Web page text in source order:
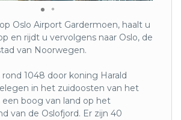
Noorwegen momenteel op nummer 6.
voor het bereiken van de
hebben te maken met niet-duurzame
de uitstoot van klimaatgassen en de
Bijna alle elektriciteit in het land
waterkrachtcentrales en het land voert
uit. Om de CO2-uitstoot te
elektrisch rijden aangemoedigd. Ruim
2019 verkochte auto’s was elektrisch.
Oslo Airport Gardermoen, haalt u
en rijdt u vervolgens naar Oslo, de
van Noorwegen.
1048 door koning Harald
in het zuidoosten van het
boog van land op het
van de Oslofjord. Er zijn 40